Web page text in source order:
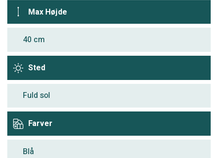
Max Højde
40 cm
Sted
Fuld sol
Farver
Blå